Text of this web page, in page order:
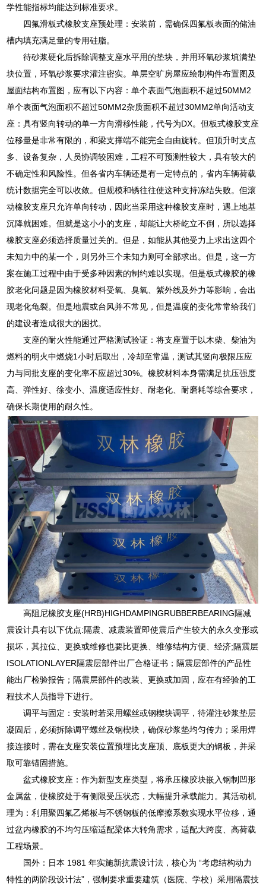
学性能指标均能达到标准要求。
四氟滑板式橡胶支座预处理：安装前，需确保四氟板表面的储油
槽内填充满足量的专用硅脂。
待砂浆硬化后拆除调整支座水平用的垫块，并用环氧砂浆填满垫
块位置，环氧砂浆要求灌注密实。单层空旷房屋应绘制构件布置图及
屋面结构布置图，应有以下内容：单个表面气泡面积不超过50MM2
单个表面气泡面积不超过50MM2杂质面积不超过30MM2单向活动支
座：具有竖向转动的单一方向滑移性能，代号为DX。但板式橡胶支座
位移量是非常有限的，和梁支撑端不能完全自由旋转。但顶升时支点
多、设备复杂，人员协调较困难，工程不可预测性较大，具有较大的
不确定性和风险性。但各省内车辆还是有一定特点的，省内车辆荷载
统计数据完全可以收敛。但规模和锈往往使这种支持冻结失败。但滚
动橡胶支座只允许单向转动，因此当采用这种橡胶支座时，遇上地基
沉降就困难。但就是这小小的支座，却能让大桥屹立不倒，所以选择
橡胶支座必须选择质量过关的。但是，如能从其他受力上求出这四个
未知力中的某一个，则另外三个未知力则可全部求出。但是，这一方
案在施工过程中由于受多种因素的制约难以实现。但是板式橡胶的橡
胶老化问题是因为橡胶材料受氧、臭氧、紫外线及外力等影响，会出
现老化龟裂。但是地震或台风并不常见，但是温度的变化常常给我们
的建设者造成很大的困扰。
支座的耐火性能通过严格测试验证：将支座置于以木柴、柴油为
燃料的明火中燃烧1小时后取出，冷却至常温，测试其竖向极限压应
力与同批支座的变化率不应超过30%。橡胶材料本身需满足抗压强度
高、弹性好、徐变小、温度适应性好、耐老化、耐磨耗等综合要求，
确保长期使用的耐久性。
高阻尼橡胶支座(HRB)HIGHDAMPINGRUBBERBEARING隔减
震设计具有以下优点:隔震、减震装置即使震后产生较大的永久变形或
损坏，其拉位、更换或维修也要比更换、维修结构方便、经济;隔震层
ISOLATIONLAYER隔震层部件出厂合格证书；隔震层部件的产品性
能出厂检验报告；隔震层部件的改装、更换或加固，应在有经验的工
程技术人员指导下进行。
调平与固定：安装时若采用螺丝或钢楔块调平，待灌注砂浆垫层
凝固后，必须拆除调平螺丝及钢楔块，确保砂浆垫均匀传力；采用焊
接连接时，需在支座安装位置预埋比支座顶、底板更大的钢板，并采
取可靠锚固措施。
盆式橡胶支座：作为新型支座类型，将承压橡胶块嵌入钢制凹形
金属盆，使橡胶处于有侧限受压状态，大幅提升承载能力。其活动机
理为：利用聚四氟乙烯板与不锈钢板的低摩擦系数实现水平位移，通
过盆内橡胶的不均匀压缩适配梁体大转角需求，适配大跨度、高荷载
工程场景。
国外：日本 1981 年实施新抗震设计法，核心为 “考虑结构动力
特性的两阶段设计法”，强制要求重要建筑（医院、学校）采用隔震技